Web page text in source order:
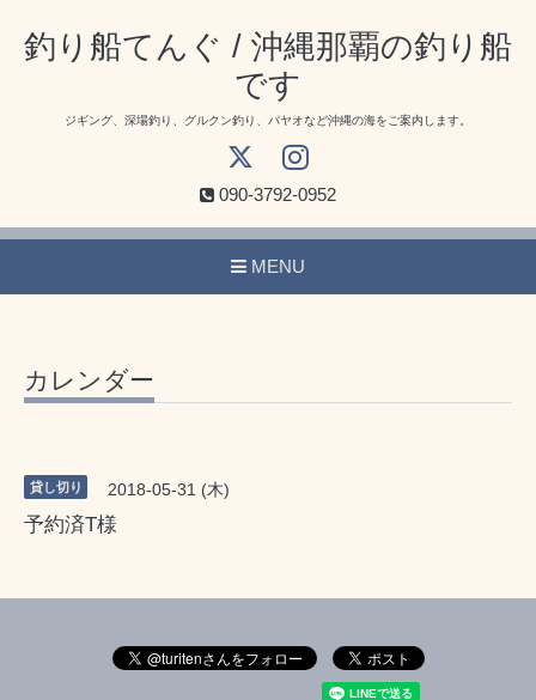
釣り船てんぐ / 沖縄那覇の釣り船
です
ジギング、深場釣り、グルクン釣り、パヤオなど沖縄の海をご案内します。
090-3792-0952
MENU
カレンダー
貸し切り 2018-05-31 (木)
予約済T様